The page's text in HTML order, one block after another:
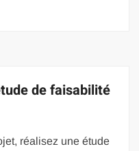
de faisabilité
réalisez une étude